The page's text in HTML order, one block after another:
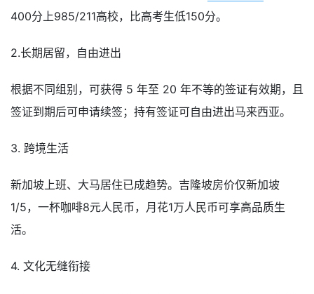
400分上985/211高校，比高考生低150分。
2.长期居留，自由进出
根据不同组别，可获得 5 年至 20 年不等的签证有效期，且
签证到期后可申请续签；持有签证可自由进出马来西亚。
3. 跨境生活
新加坡上班、大马居住已成趋势。吉隆坡房价仅新加坡
1/5，一杯咖啡8元人民币，月花1万人民币可享高品质生
活。
4. 文化无缝衔接